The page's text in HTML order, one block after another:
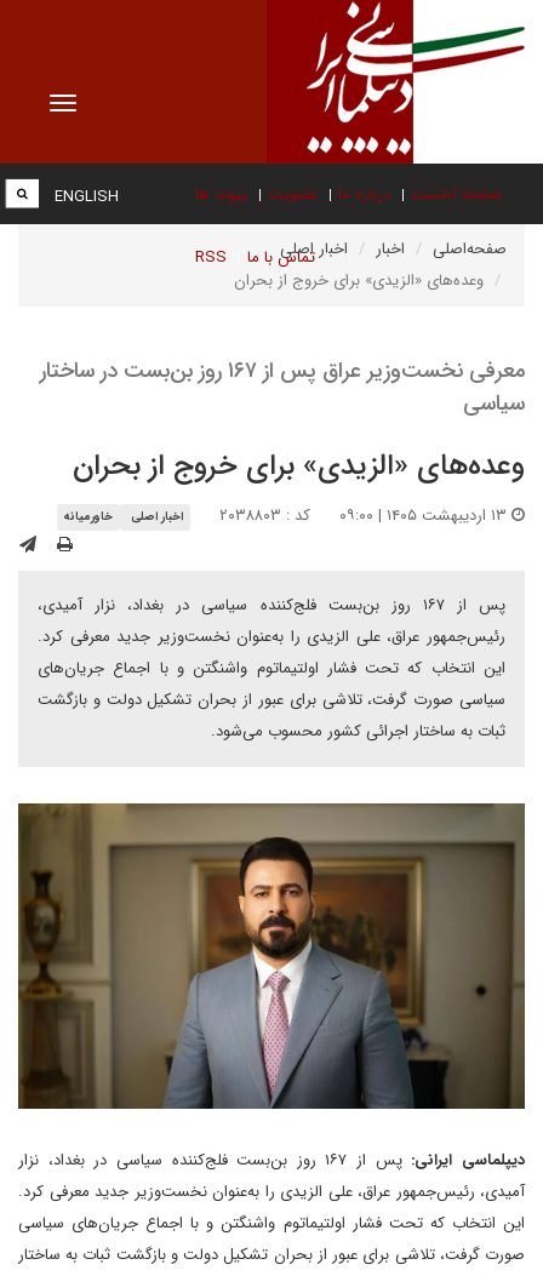
Toggle
صفحه نخست درباره ما عضویت پیوند ها
تماس با ما RSS
ENGLISH
صفحه‌اصلی اخبار
اخبار اصلی
وعده‌های «الزیدی» برای خروج از بحران
معرفی نخست‌وزیر عراق پس از ۱۶۷ روز بن‌بست در ساختار
سیاسی
وعده‌های «الزیدی» برای خروج از بحران
کد : ۲۰۳۸۸۰۳ اخبار اصلی خاورمیانه
پس از ۱۶۷ روز بن‌بست فلج‌کننده سیاسی در بغداد، نزار آمیدی،
رئیس‌جمهور عراق، علی الزیدی را به‌عنوان نخست‌وزیر جدید معرفی کرد.
این انتخاب که تحت فشار اولتیماتوم واشنگتن و با اجماع جریان‌های
سیاسی صورت گرفت، تلاشی برای عبور از بحران تشکیل دولت و بازگشت
ثبات به ساختار اجرائی کشور محسوب می‌شود.
دیپلماسی ایرانی:
پس از ۱۶۷ روز بن‌بست فلج‌کننده سیاسی در بغداد، نزار
آمیدی، رئیس‌جمهور عراق، علی الزیدی را به‌عنوان نخست‌وزیر جدید معرفی کرد.
این انتخاب که تحت فشار اولتیماتوم واشنگتن و با اجماع جریان‌های سیاسی
صورت گرفت، تلاشی برای عبور از بحران تشکیل دولت و بازگشت ثبات به ساختار